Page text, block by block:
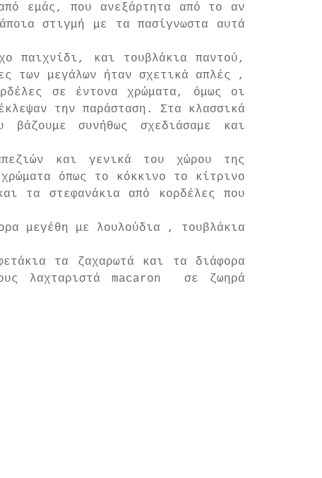
εμάς, που ανεξάρτητα από το αν
στιγμή με τα πασίγνωστα αυτά
παιχνίδι, και τουβλάκια παντού,
των μεγάλων ήταν σχετικά απλές ,
σε έντονα χρώματα, όμως οι
την παράσταση. Στα κλασσικά
συνήθως σχεδιάσαμε και
και γενικά του χώρου της
όπως το κόκκινο το κίτρινο
τα στεφανάκια από κορδέλες που
μεγέθη με λουλούδια , τουβλάκια
τα ζαχαρωτά και τα διάφορα
λαχταριστά macaron  σε ζωηρά